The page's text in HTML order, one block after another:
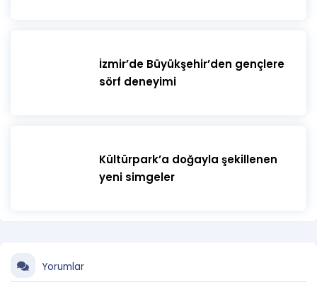
İzmir’de Büyükşehir’den gençlere
sörf deneyimi
Kültürpark’a doğayla şekillenen
yeni simgeler
Yorumlar